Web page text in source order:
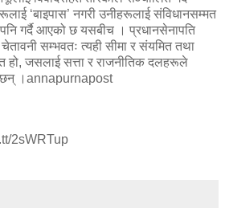
‘बाइपास’ नगरी उनीहरूलाई संविधानसम्मत
गर्दै आएको छ यसबीच । प्रधानसेनापति
सम्भवतः त्यही सीमा र संयमित तथा
हो, जसलाई सत्ता र राजनीतिक दलहरूले
।annapurnapost
2sWRTup